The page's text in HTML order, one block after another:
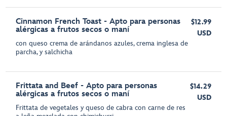
Cinnamon French Toast - Apto para personas
alérgicas a frutos secos o maní
con queso crema de arándanos azules, crema inglesa de
parcha, y salchicha
$12.99
USD
Frittata and Beef - Apto para personas
alérgicas a frutos secos o maní
Frittata de vegetales y queso de cabra con carne de res
$14.29
USD